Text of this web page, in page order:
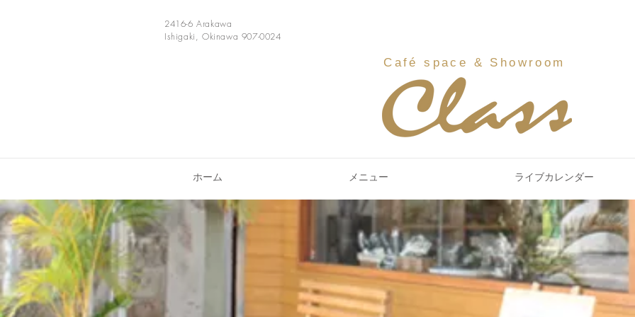
2416-6 Arakawa
Ishigaki, Okinawa 907-0024
Café space & Showroom
ホーム メニュー ライブカレンダー